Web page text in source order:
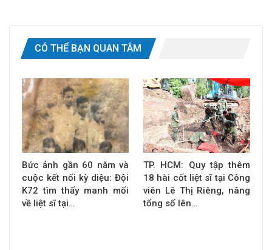
CÓ THỂ BẠN QUAN TÂM
Bức ảnh gần 60 năm và
cuộc kết nối kỳ diệu: Đội
K72 tìm thấy manh mối
về liệt sĩ tại…
TP. HCM: Quy tập thêm
18 hài cốt liệt sĩ tại Công
viên Lê Thị Riêng, nâng
tổng số lên…